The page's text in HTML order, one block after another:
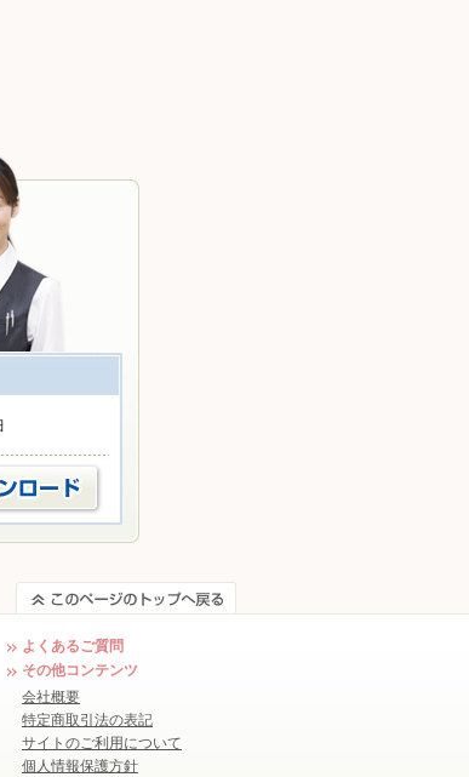
よくあるご質問
その他コンテンツ
会社概要
特定商取引法の表記
サイトのご利用について
個人情報保護方針